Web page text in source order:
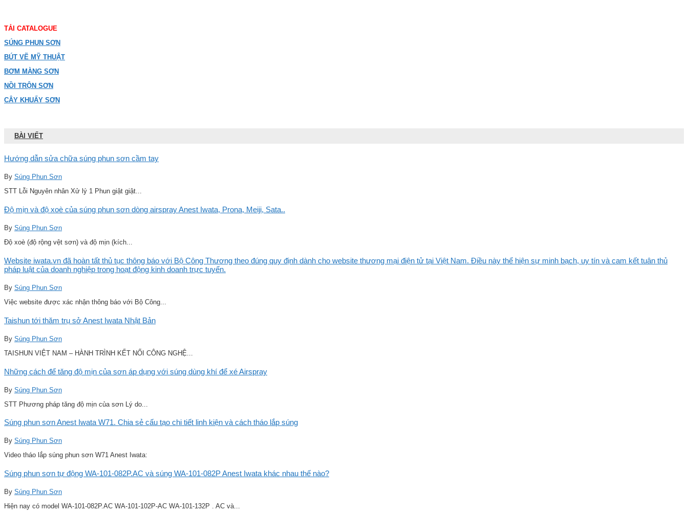
TẢI CATALOGUE
SÚNG PHUN SƠN
BÚT VẼ MỸ THUẬT
BƠM MÀNG SƠN
NỒI TRỘN SƠN
CÂY KHUẤY SƠN
BÀI VIẾT
Hướng dẫn sửa chữa súng phun sơn cầm tay
By Súng Phun Sơn
STT Lỗi Nguyên nhân Xử lý 1 Phun giật giật...
Độ mịn và độ xoè của súng phun sơn dòng airspray Anest Iwata, Prona, Meiji, Sata..
By Súng Phun Sơn
Độ xoè (độ rộng vệt sơn) và độ mịn (kích...
Website iwata.vn đã hoàn tất thủ tục thông báo với Bộ Công Thương theo đúng quy định dành cho website thương mại điện tử tại Việt Nam. Điều này thể hiện sự minh bạch, uy tín và cam kết tuân thủ
pháp luật của doanh nghiệp trong hoạt động kinh doanh trực tuyến.
By Súng Phun Sơn
Việc website được xác nhận thông báo với Bộ Công...
Taishun tới thăm trụ sở Anest Iwata Nhật Bản
By Súng Phun Sơn
TAISHUN VIỆT NAM – HÀNH TRÌNH KẾT NỐI CÔNG NGHỆ...
Những cách để tăng độ mịn của sơn áp dụng với súng dùng khí để xé Airspray
By Súng Phun Sơn
STT Phương pháp tăng độ mịn của sơn Lý do...
Súng phun sơn Anest Iwata W71. Chia sẻ cấu tạo chi tiết linh kiện và cách tháo lắp súng
By Súng Phun Sơn
Video tháo lắp súng phun sơn W71 Anest Iwata:
Súng phun sơn tự động WA-101-082P.AC và súng WA-101-082P Anest Iwata khác nhau thế nào?
By Súng Phun Sơn
Hiện nay có model WA-101-082P.AC WA-101-102P-AC WA-101-132P . AC và...